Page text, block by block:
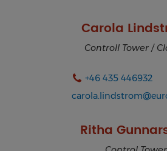
Carola
Controll Tower /
+46 435 446932
Ritha